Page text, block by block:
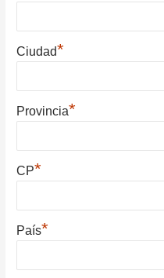
Ciudad*
Provincia*
CP*
País*